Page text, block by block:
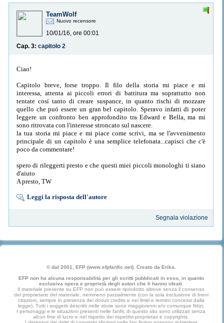
TeamWolf
Nuovo recensore
10/01/16, ore 00:01
Cap. 3: capitolo 2
Ciao!
Capitolo breve, forse troppo. Il filo della storia mi piace e mi
interessa, attenta ai piccoli errori di battitura ma soprattutto non
tentate cosí tanto di creare suspance, in quanto rischi di mozzare
quello che puó essere un gran bel capitolo. Speravo infatti di poter
leggere un confronto ben approfondito tra Edward e Bella, ma mi
sono ritrovata con l'interesse stroncato sul nascere.
la tua storia mi piace e mi piace come scrivi, ma se l'avvenimento
principale di un capitolo è una semplice telefonata...capisci che c'è
poco da commentare!
spero di rileggerti presto e che questi miei piccoli monologhi ti siano
d'aiuto
A presto, TW
Leggi la risposta dell'autore
Segnala violazione
© dal 2001, EFP (www.efpfanfic.net). Creato da Erika.
EFP non ha alcuna responsabilità per gli scritti pubblicati in esso, in quanto
esclusiva opera e proprietà degli autori che li hanno ideati.
Il materiale presente su EFP non può essere riprodotto altrove senza il consenso
del proprietario del materiale, nemmeno parzialmente (con la sola esclusione di brevi
citazioni, sempre in presenza dei dovuti credits e nei limiti e termini concessi dalla
legge). Tutti i soggetti descritti nelle storie sono maggiorenni e/o comunque fittizi.
I personaggi e le situazioni presenti nelle fanfic di questo sito sono utilizzati senza
alcun fine di lucro e nel rispetto dei rispettivi proprietari e copyrights.